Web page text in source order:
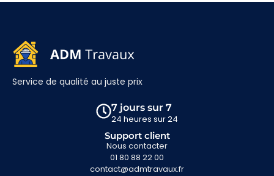
Service de qualité au juste prix
7 jours sur 7
24 heures sur 24
Support client
Nous contacter
01 80 88 22 00
contact@admtravaux.fr